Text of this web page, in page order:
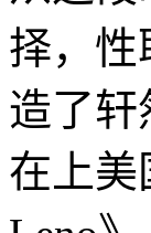
择，性
造了轩
在上美